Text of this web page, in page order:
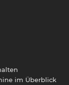
im Überblick